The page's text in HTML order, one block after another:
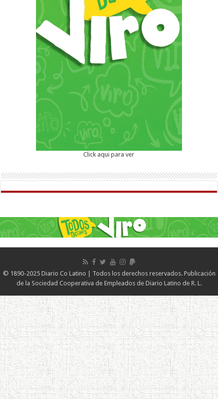
Click aqui para ver
© 1890-2025 Diario Co Latino | Todos los derechos reservados. Publicación
de la Sociedad Cooperativa de Empleados de Diario Latino de R. L.